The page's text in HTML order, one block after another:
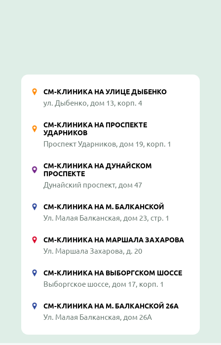
СМ-КЛИНИКА НА УЛИЦЕ ДЫБЕНКО
ул. Дыбенко, дом 13, корп. 4
СМ-КЛИНИКА НА ПРОСПЕКТЕ
УДАРНИКОВ
Проспект Ударников, дом 19, корп. 1
СМ-КЛИНИКА НА ДУНАЙСКОМ
ПРОСПЕКТЕ
Дунайский проспект, дом 47
СМ-КЛИНИКА НА М. БАЛКАНСКОЙ
Ул. Малая Балканская, дом 23, стр. 1
СМ-КЛИНИКА НА МАРШАЛА ЗАХАРОВА
Ул. Маршала Захарова, д. 20
СМ-КЛИНИКА НА ВЫБОРГСКОМ ШОССЕ
Выборгское шоссе, дом 17, корп. 1
СМ-КЛИНИКА НА М. БАЛКАНСКОЙ 26А
Ул. Малая Балканская, дом 26А